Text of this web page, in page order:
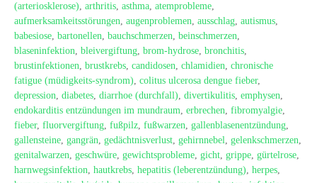
(arteriosklerose), arthritis, asthma, atemprobleme,
aufmerksamkeitsstörungen, augenproblemen, ausschlag, autismus,
babesiose, bartonellen, bauchschmerzen, beinschmerzen,
blaseninfektion, bleivergiftung, brom-hydrose, bronchitis,
brustinfektionen, brustkrebs, candidosen, chlamidien, chronische
fatigue (müdigkeits-syndrom), colitus ulcerosa dengue fieber,
depression, diabetes, diarrhoe (durchfall), divertikulitis, emphysen,
endokarditis entzündungen im mundraum, erbrechen, fibromyalgie,
fieber, fluorvergiftung, fußpilz, fußwarzen, gallenblasenentzündung,
gallensteine, gangrän, gedächtnisverlust, gehirnnebel, gelenkschmerzen,
genitalwarzen, geschwüre, gewichtsprobleme, gicht, grippe, gürtelrose,
harnwegsinfektion, hautkrebs, hepatitis (leberentzündung), herpes,